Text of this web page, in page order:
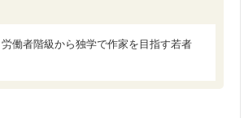
働者階級から独学で作家を目指す若者